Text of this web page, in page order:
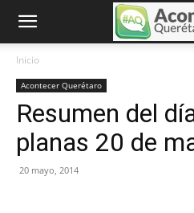
Inicio
Acontecer Querétaro
Resumen del
planas 20 de
20 mayo, 2014